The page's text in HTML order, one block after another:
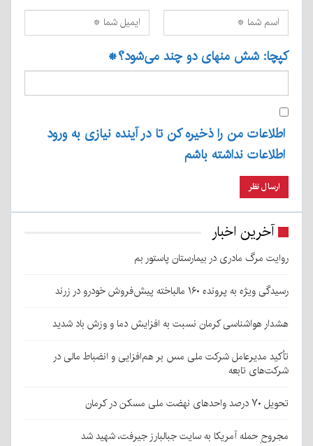
کپچا: شش منهای دو چند می‌شود؟*
اطلاعات من را ذخیره کن تا در آینده نیازی به ورود
اطلاعات نداشته باشم
آخرین اخبار
روایت مرگ مادری در بیمارستان پاستور بم
رسیدگی ویژه به پرونده ۱۶۰ مالباخته پیش‌فروش خودرو در زرند
هشدار هواشناسی کرمان نسبت به افزایش دما و وزش باد شدید
تأکید مدیرعامل شرکت ملی مس بر هم‌افزایی و انضباط مالی در
شرکت‌های تابعه
تحویل ۷۰ درصد واحدهای نهضت ملی مسکن در کرمان
مجروحِ حمله آمریکا به سایت جبالبارز جیرفت، شهید شد